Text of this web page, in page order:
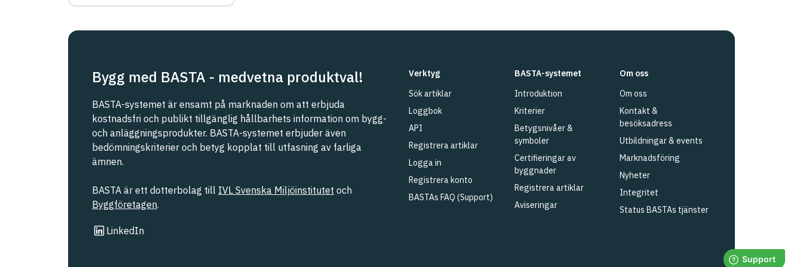
eller Malmö stad
Svenska Kraftnät
Trafikverket
Upphandlingsmyndigheten
Bygg med BASTA - medvetna produktval!
BASTA-systemet är ensamt på marknaden om att erbjuda
kostnadsfri och publikt tillgänglig hållbarhets information om bygg-
och anläggningsprodukter. BASTA-systemet erbjuder även
bedömningskriterier och betyg kopplat till utfasning av farliga
ämnen.
BASTA är ett dotterbolag till IVL Svenska Miljöinstitutet och
Byggföretagen.
LinkedIn
Länk till annan webbplats
Verktyg
Sök artiklar
Loggbok
API
Registrera artiklar
Logga in
Registrera konto
BASTAs FAQ (Support)
BASTA-systemet
Introduktion
Kriterier
Betygsnivåer &
symboler
Certifieringar av
byggnader
Registrera artiklar
Aviseringar
Om oss
Om oss
Kontakt &
besöksadress
Utbildningar & events
Marknadsföring
Nyheter
Integritet
Status BASTAs tjänster